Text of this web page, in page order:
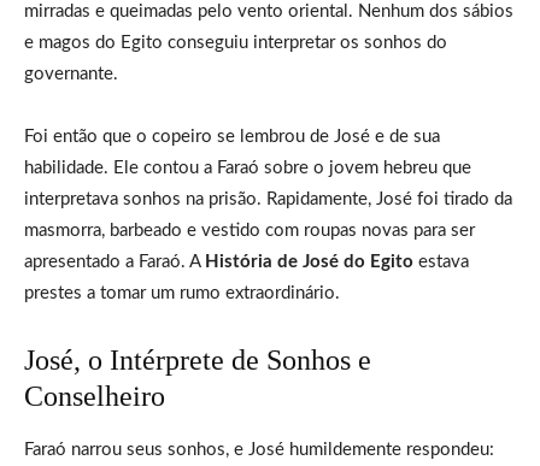
mirradas e queimadas pelo vento oriental. Nenhum dos sábios
e magos do Egito conseguiu interpretar os sonhos do
governante.
Foi então que o copeiro se lembrou de José e de sua
habilidade. Ele contou a Faraó sobre o jovem hebreu que
interpretava sonhos na prisão. Rapidamente, José foi tirado da
masmorra, barbeado e vestido com roupas novas para ser
apresentado a Faraó. A História de José do Egito estava
prestes a tomar um rumo extraordinário.
José, o Intérprete de Sonhos e
Conselheiro
Faraó narrou seus sonhos, e José humildemente respondeu: